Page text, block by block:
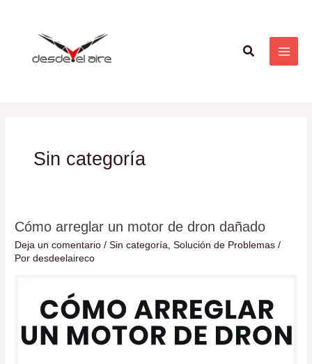
Buscar
Sin categoría
Cómo arreglar un motor de dron dañado
Deja un comentario /Sin categoría,Solución de Problemas /
Pordesdeelaireco
Cómo
arreglar
un
dañado